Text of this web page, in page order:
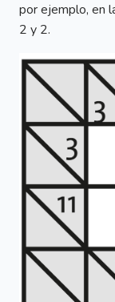
por ejemplo, en
2 y 2.